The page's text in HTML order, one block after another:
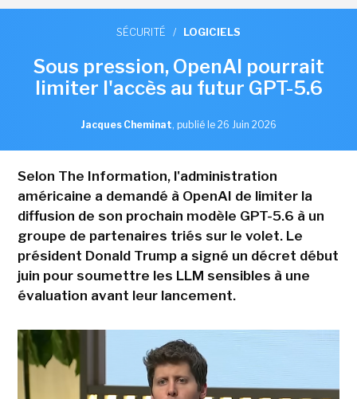
SÉCURITÉ / LOGICIELS
Sous pression, OpenAI pourrait
limiter l'accès au futur GPT-5.6
Jacques Cheminat, publié le 26 Juin 2026
Selon The Information, l'administration
américaine a demandé à OpenAI de limiter la
diffusion de son prochain modèle GPT-5.6 à un
groupe de partenaires triés sur le volet. Le
président Donald Trump a signé un décret début
juin pour soumettre les LLM sensibles à une
évaluation avant leur lancement.